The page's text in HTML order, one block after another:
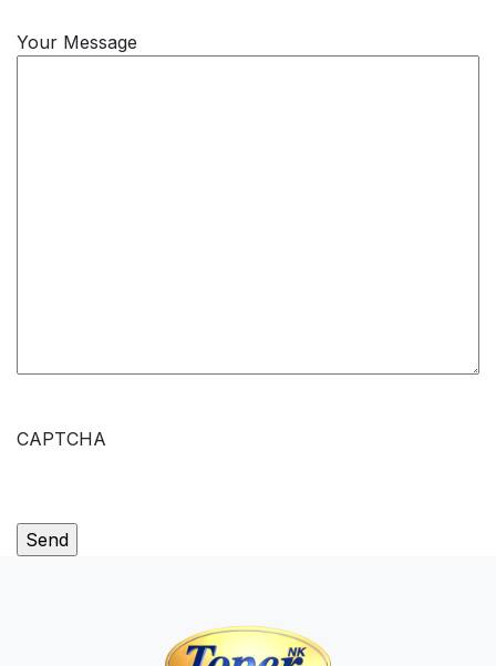
Your Message
CAPTCHA